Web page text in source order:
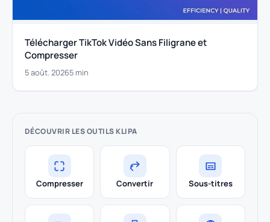
Télécharger TikTok Vidéo Sans Filigrane et
Compresser
5 août. 20265 min
DÉCOUVRIR LES OUTILS KLIPA
Compresser Convertir Sous-titres